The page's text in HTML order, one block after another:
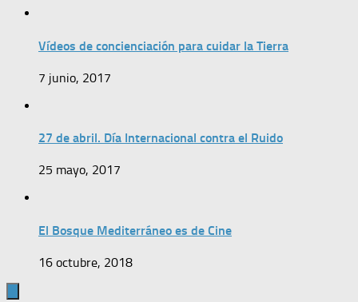
Vídeos de concienciación para cuidar la Tierra
7 junio, 2017
27 de abril. Día Internacional contra el Ruido
25 mayo, 2017
El Bosque Mediterráneo es de Cine
16 octubre, 2018